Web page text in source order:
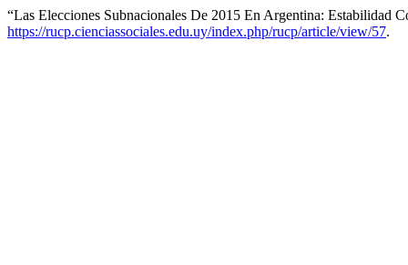
“Las Elecciones Subnacionales De 2015 En Argentina: Estabilidad
https://rucp.cienciassociales.edu.uy/index.php/rucp/article/view/57.